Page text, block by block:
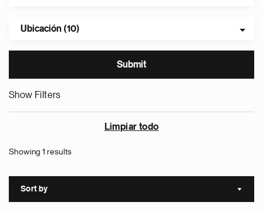
Ubicación (10)
Show Filters
Limpiar todo
Showing 1 results
Sort by Sort